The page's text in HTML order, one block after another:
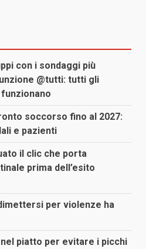
con i sondaggi più
@tutti: tutti gli
soccorso fino al 2027:
e pazienti
il clic che porta
prima dell’esito
per violenze ha
piatto per evitare i picchi